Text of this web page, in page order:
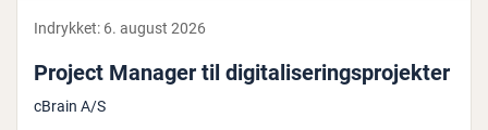
Indrykket: 6. august 2026
Project Manager til di­gi­ta­li­se­rings­pro­jek­ter
cBrain A/S